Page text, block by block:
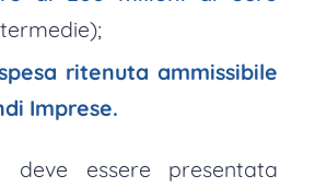
ritenuta ammissibile
Imprese.
deve essere presentata